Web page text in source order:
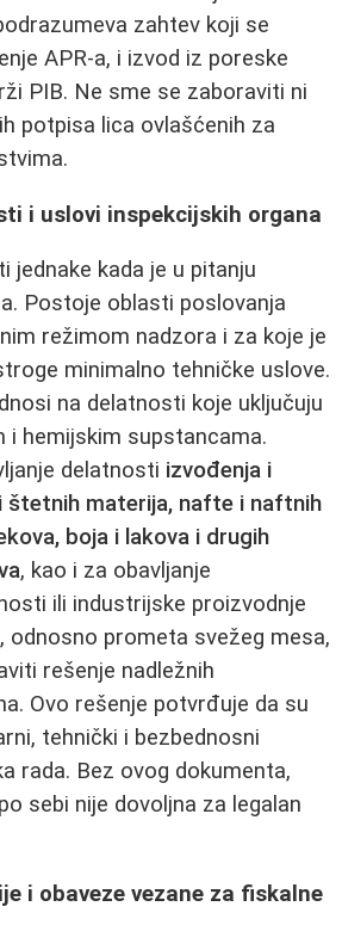
zahtev koji se
APR-a, i izvod iz poreske
PIB. Ne sme se zaboraviti ni
potpisa lica ovlašćenih za
i uslovi inspekcijskih organa
jednake kada je u pitanju
Postoje oblasti poslovanja
režimom nadzora i za koje je
minimalno tehničke uslove.
na delatnosti koje uključuju
i hemijskim supstancama.
delatnosti izvođenja i
štetnih materija, nafte i naftnih
boja i lakova i drugih
, kao i za obavljanje
ili industrijske proizvodnje
odnosno prometa svežeg mesa,
rešenje nadležnih
Ovo rešenje potvrđuje da su
tehnički i bezbednosni
rada. Bez ovog dokumenta,
sebi nije dovoljna za legalan
i obaveze vezane za fiskalne